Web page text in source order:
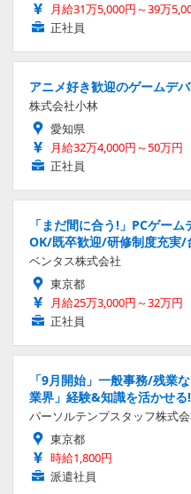
月給31万5,000円～39万
正社員
アニメ好き歓迎のゲームデ
株式会社小林
愛知県
月給32万4,000円～50万円
正社員
「まだ間に合う!」PCゲー
OK/既卒歓迎/研修制度充実/
ベンタス株式会社
東京都
月給25万3,000円～32万円
正社員
「9月開始」一般事務/残業
業界」経験&知識を活かせ
パーソルテンプスタッフ株式
東京都
時給1,800円
派遣社員